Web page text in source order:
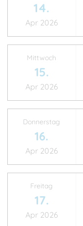
14.
Apr 2026
Mittwoch
15.
Apr 2026
Donnerstag
16.
Apr 2026
Freitag
17.
Apr 2026